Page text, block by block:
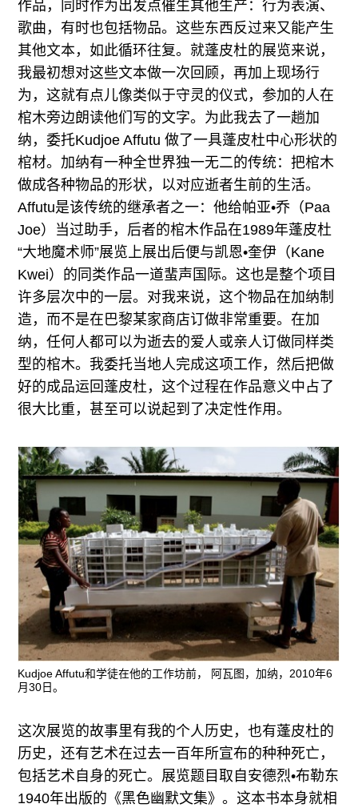
作品，同时作为出发点催生其他生产：行为表演、
歌曲，有时也包括物品。这些东西反过来又能产生
其他文本，如此循环往复。就蓬皮杜的展览来说，
我最初想对这些文本做一次回顾，再加上现场行
为，这就有点儿像类似于守灵的仪式，参加的人在
棺木旁边朗读他们写的文字。为此我去了一趟加
纳，委托Kudjoe Affutu 做了一具蓬皮杜中心形状的
棺材。加纳有一种全世界独一无二的传统：把棺木
做成各种物品的形状，以对应逝者生前的生活。
Affutu是该传统的继承者之一：他给帕亚•乔（Paa
Joe）当过助手，后者的棺木作品在1989年蓬皮杜
“大地魔术师”展览上展出后便与凯恩•奎伊（Kane
Kwei）的同类作品一道蜚声国际。这也是整个项目
许多层次中的一层。对我来说，这个物品在加纳制
造，而不是在巴黎某家商店订做非常重要。在加
纳，任何人都可以为逝去的爱人或亲人订做同样类
型的棺木。我委托当地人完成这项工作，然后把做
好的成品运回蓬皮杜，这个过程在作品意义中占了
很大比重，甚至可以说起到了决定性作用。
Kudjoe Affutu和学徒在他的工作坊前， 阿瓦图，加纳，2010年6
月30日。
这次展览的故事里有我的个人历史，也有蓬皮杜的
历史，还有艺术在过去一百年所宣布的种种死亡，
包括艺术自身的死亡。展览题目取自安德烈•布勒东
1940年出版的《黑色幽默文集》。这本书本身就相